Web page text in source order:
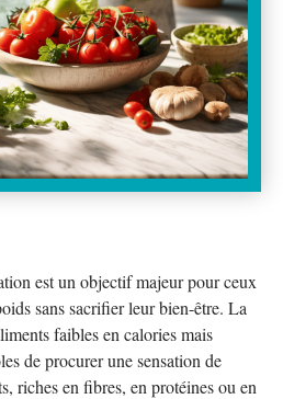
est un objectif majeur pour ceux
sans sacrifier leur bien-être. La
faibles en calories mais
de procurer une sensation de
riches en fibres, en protéines ou en